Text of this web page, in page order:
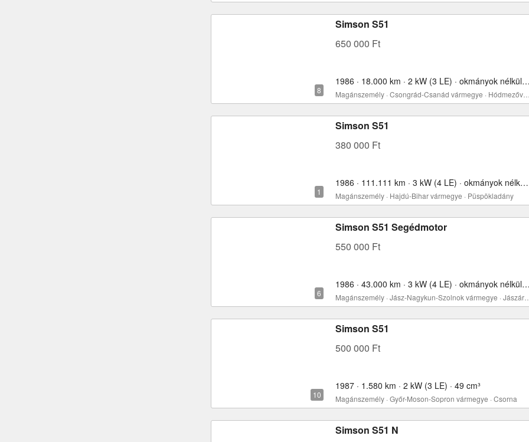
Simson S51
650 000 Ft
1986 · 18.000 km · 2 kW (3 LE) · okmányok nélkül · 49 cm³
Simson S51
380 000 Ft
1986 · 111.111 km · 3 kW (4 LE) · okmányok nélkül · 49 cm³
Magánszemély · Hajdú-Bihar vármegye · Püspökladány
Simson S51 Segédmotor
550 000 Ft
1986 · 43.000 km · 3 kW (4 LE) · okmányok nélkül · 50 cm³
Simson S51
500 000 Ft
1987 · 1.580 km · 2 kW (3 LE) · 49 cm³
Magánszemély · Győr-Moson-Sopron vármegye · Csorna
Simson S51 N